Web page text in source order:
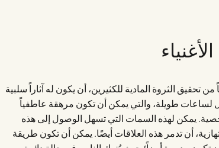
تحقيق الثروة المادية للكثيرين، أن يكون له آثاراً سلبية
لساعات طويلة، والتي يمكن أن تكون مرهقة عاطفياً
يمكن لهذه السمات التي تسهل الوصول إلى هذه
أن تدمر هذه العلاقات أيضًا. يمكن أن تكون طريقة